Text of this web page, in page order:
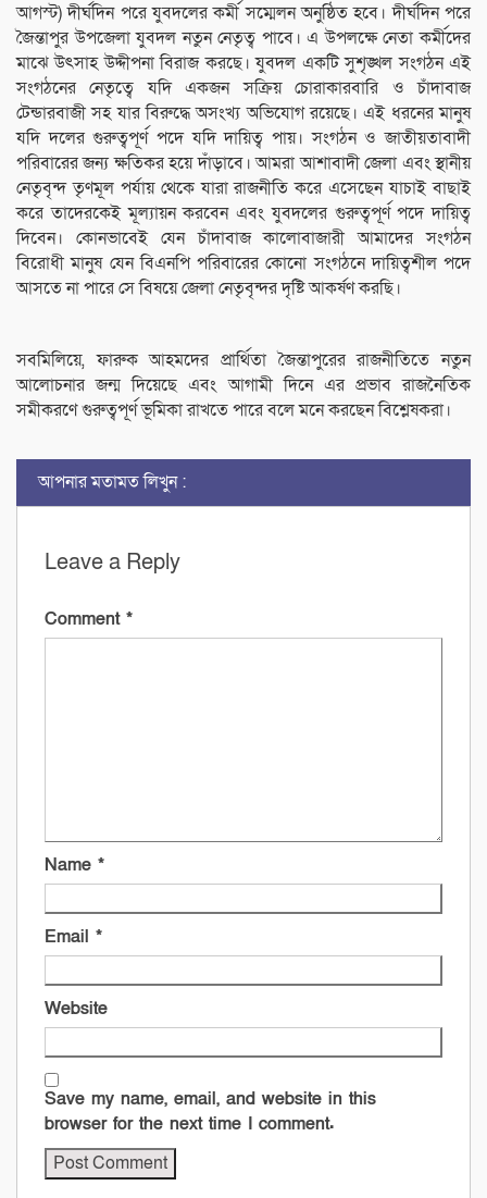
আগস্ট) দীর্ঘদিন পরে যুবদলের কর্মী সম্মেলন অনুষ্ঠিত হবে। দীর্ঘদিন পরে
জৈন্তাপুর উপজেলা যুবদল নতুন নেতৃত্ব পাবে। এ উপলক্ষে নেতা কর্মীদের
মাঝে উৎসাহ উদ্দীপনা বিরাজ করছে। যুবদল একটি সুশৃঙ্খল সংগঠন এই
সংগঠনের নেতৃত্বে যদি একজন সক্রিয় চোরাকারবারি ও চাঁদাবাজ
টেন্ডারবাজী সহ যার বিরুদ্ধে অসংখ্য অভিযোগ রয়েছে। এই ধরনের মানুষ
যদি দলের গুরুত্বপূর্ণ পদে যদি দায়িত্ব পায়। সংগঠন ও জাতীয়তাবাদী
পরিবারের জন্য ক্ষতিকর হয়ে দাঁড়াবে। আমরা আশাবাদী জেলা এবং স্থানীয়
নেতৃবৃন্দ তৃণমূল পর্যায় থেকে যারা রাজনীতি করে এসেছেন যাচাই বাছাই
করে তাদেরকেই মূল্যায়ন করবেন এবং যুবদলের গুরুত্বপূর্ণ পদে দায়িত্ব
দিবেন। কোনভাবেই যেন চাঁদাবাজ কালোবাজারী আমাদের সংগঠন
বিরোধী মানুষ যেন বিএনপি পরিবারের কোনো সংগঠনে দায়িত্বশীল পদে
আসতে না পারে সে বিষয়ে জেলা নেতৃবৃন্দর দৃষ্টি আকর্ষণ করছি।
সবমিলিয়ে, ফারুক আহমদের প্রার্থিতা জৈন্তাপুরের রাজনীতিতে নতুন
আলোচনার জন্ম দিয়েছে এবং আগামী দিনে এর প্রভাব রাজনৈতিক
সমীকরণে গুরুত্বপূর্ণ ভূমিকা রাখতে পারে বলে মনে করছেন বিশ্লেষকরা।
আপনার মতামত লিখুন :
Leave a Reply
Comment *
Name *
Email *
Website
Save my name, email, and website in this
browser for the next time I comment.